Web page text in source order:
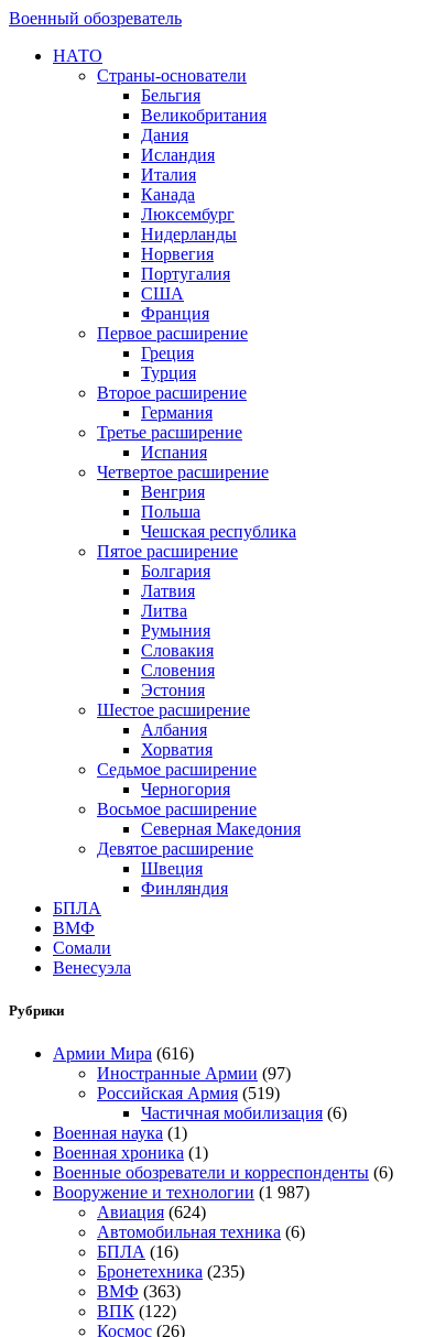
Военный обозреватель
НАТО
Страны-основатели
Бельгия
Великобритания
Дания
Исландия
Италия
Канада
Люксембург
Нидерланды
Норвегия
Португалия
США
Франция
Первое расширение
Греция
Турция
Второе расширение
Германия
Третье расширение
Испания
Четвертое расширение
Венгрия
Польша
Чешская республика
Пятое расширение
Болгария
Латвия
Литва
Румыния
Словакия
Словения
Эстония
Шестое расширение
Албания
Хорватия
Седьмое расширение
Черногория
Восьмое расширение
Северная Македония
Девятое расширение
Швеция
Финляндия
БПЛА
ВМФ
Сомали
Венесуэла
Рубрики
Армии Мира (616)
Иностранные Армии (97)
Российская Армия (519)
Частичная мобилизация (6)
Военная наука (1)
Военная хроника (1)
Военные обозреватели и корреспонденты (6)
Вооружение и технологии (1 987)
Авиация (624)
Автомобильная техника (6)
БПЛА (16)
Бронетехника (235)
ВМФ (363)
ВПК (122)
Космос (26)